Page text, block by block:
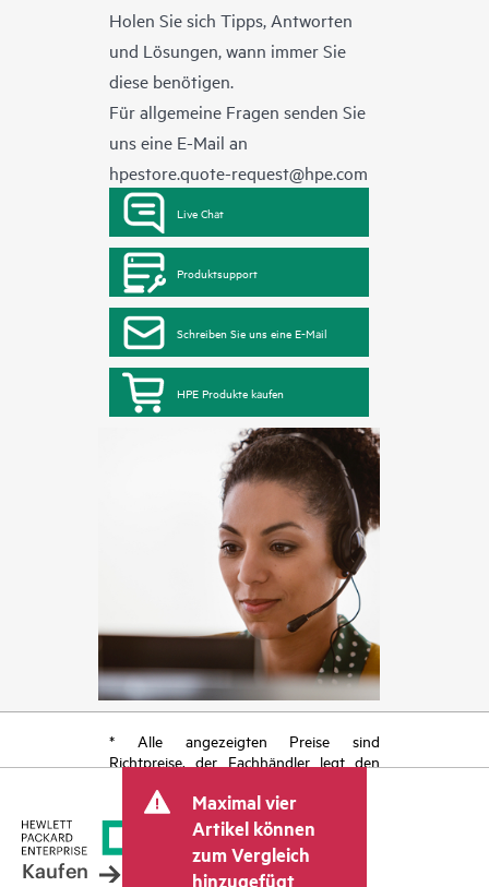
Holen Sie sich Tipps, Antworten
und Lösungen, wann immer Sie
diese benötigen.
Für allgemeine Fragen senden Sie
uns eine E-Mail an
hpestore.quote-request@hpe.com
Live Chat
Produktsupport
Schreiben Sie uns eine E-Mail
HPE Produkte kaufen
* Alle angezeigten Preise sind
Richtpreise, der Fachhändler legt den
kann weitere Gebühren wie
Mehrwertsteuer und Versandkosten
berücksichtigen. Der vom Fachhändler
festgelegte Transaktionspreis kann von
Maximal vier
Artikel können
zum Vergleich
hinzugefügt
Kaufen